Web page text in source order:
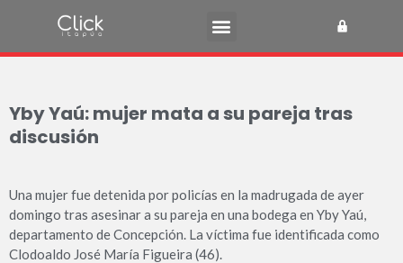
Yby Yaú: mujer mata a su pareja tras
discusión
Una mujer fue detenida por policías en la madrugada de ayer
domingo tras asesinar a su pareja en una bodega en Yby Yaú,
departamento de Concepción. La víctima fue identificada como
Clodoaldo José María Figueira (46).